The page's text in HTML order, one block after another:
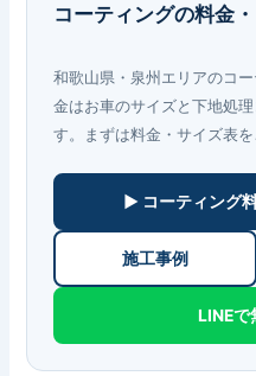
コーティングの料金
和歌山県・泉州エリアのコ
金はお車のサイズと下地処
す。まずは料金・サイズ表を
▶ コーティング
施工事例
LINEで